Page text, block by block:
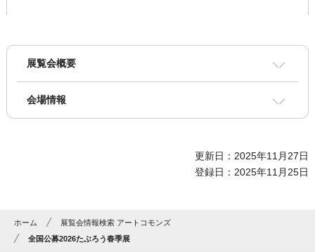
展覧会概要
会場情報
更新日：2025年11月27日
登録日：2025年11月25日
ホーム
展覧会情報検索 アートコモンズ
全国公募2026たぶろう春季展